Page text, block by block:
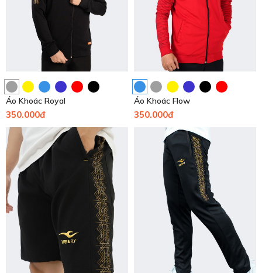
Áo Khoác Royal
350.000đ
Áo Khoác Flow
350.000đ